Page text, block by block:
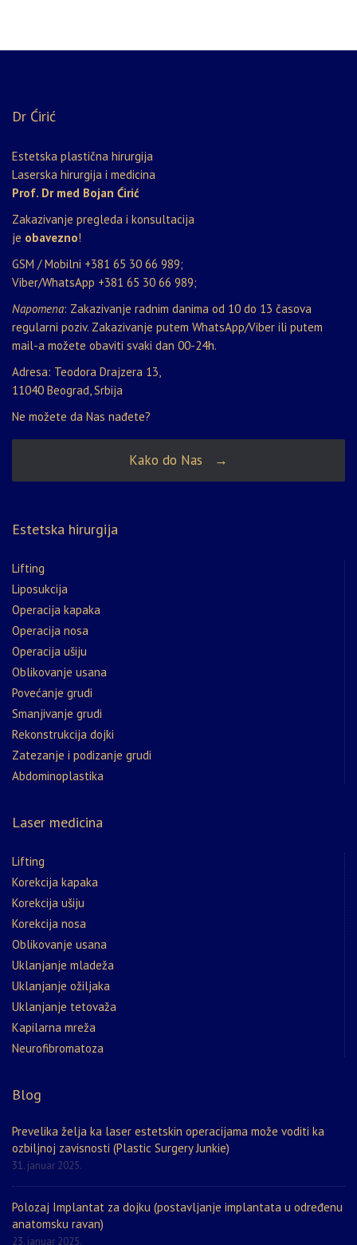
Dr Ćirić
Estetska plastična hirurgija
Laserska hirurgija i medicina
Prof. Dr med Bojan Ćirić
Zakazivanje pregleda i konsultacija
je obavezno!
GSM / Mobilni +381 65 30 66 989;
Viber/WhatsApp +381 65 30 66 989;
Napomena: Zakazivanje radnim danima od 10 do 13 časova
regularni poziv. Zakazivanje putem WhatsApp/Viber ili putem
mail-a možete obaviti svaki dan 00-24h.
Adresa: Teodora Drajzera 13,
11040 Beograd, Srbija
Ne možete da Nas nađete?
Kako do Nas →
Estetska hirurgija
Lifting
Liposukcija
Operacija kapaka
Operacija nosa
Operacija ušiju
Oblikovanje usana
Povećanje grudi
Smanjivanje grudi
Rekonstrukcija dojki
Zatezanje i podizanje grudi
Abdominoplastika
Laser medicina
Lifting
Korekcija kapaka
Korekcija ušiju
Korekcija nosa
Oblikovanje usana
Uklanjanje mladeža
Uklanjanje ožiljaka
Uklanjanje tetovaža
Kapilarna mreža
Neurofibromatoza
Blog
Prevelika želja ka laser estetskin operacijama može voditi ka
ozbiljnoj zavisnosti (Plastic Surgery Junkie)
31. januar 2025.
Polozaj Implantat za dojku (postavljanje implantata u određenu
anatomsku ravan)
23. januar 2025.